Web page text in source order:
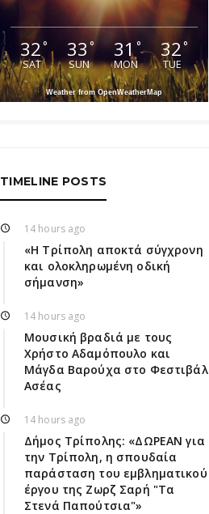
32°
SAT
33°
SUN
31°
MON
32°
TUE
Weather from OpenWeatherMap
TIMELINE POSTS
14 hours ago
«Η Τρίπολη αποκτά σύγχρονη
και ολοκληρωμένη οδική
σήμανση»
14 hours ago
Μουσική βραδιά με τους
Χρήστο Αδαμόπουλο και
Μάγδα Βαρούχα στο Φεστιβάλ
Ασέας
14 hours ago
Δήμος Τρίπολης: «ΔΩΡΕΑΝ για
την Τρίπολη, η σπουδαία
παράσταση του εμβληματικού
έργου της Ζωρζ Σαρή "Τα
Στενά Παπούτσια"»